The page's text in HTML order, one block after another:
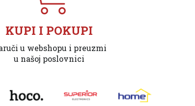
KUPI I POKUPI
u webshopu i preuzmi
u našoj poslovnici